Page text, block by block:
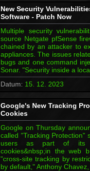
New Security
Software - Patch Now
Multiple security
source Netgate pfSense
chained by an attacker to
appliances. The issues
bugs and one command
Sonar. "Security inside a
Datum: 15. 12. 2023
Google's New Tracking
Cookies
Google on Thursday
called "Tracking Protection"
users as part of its
cookies&nbsp;in the web
"cross-site tracking by
by default," Anthony